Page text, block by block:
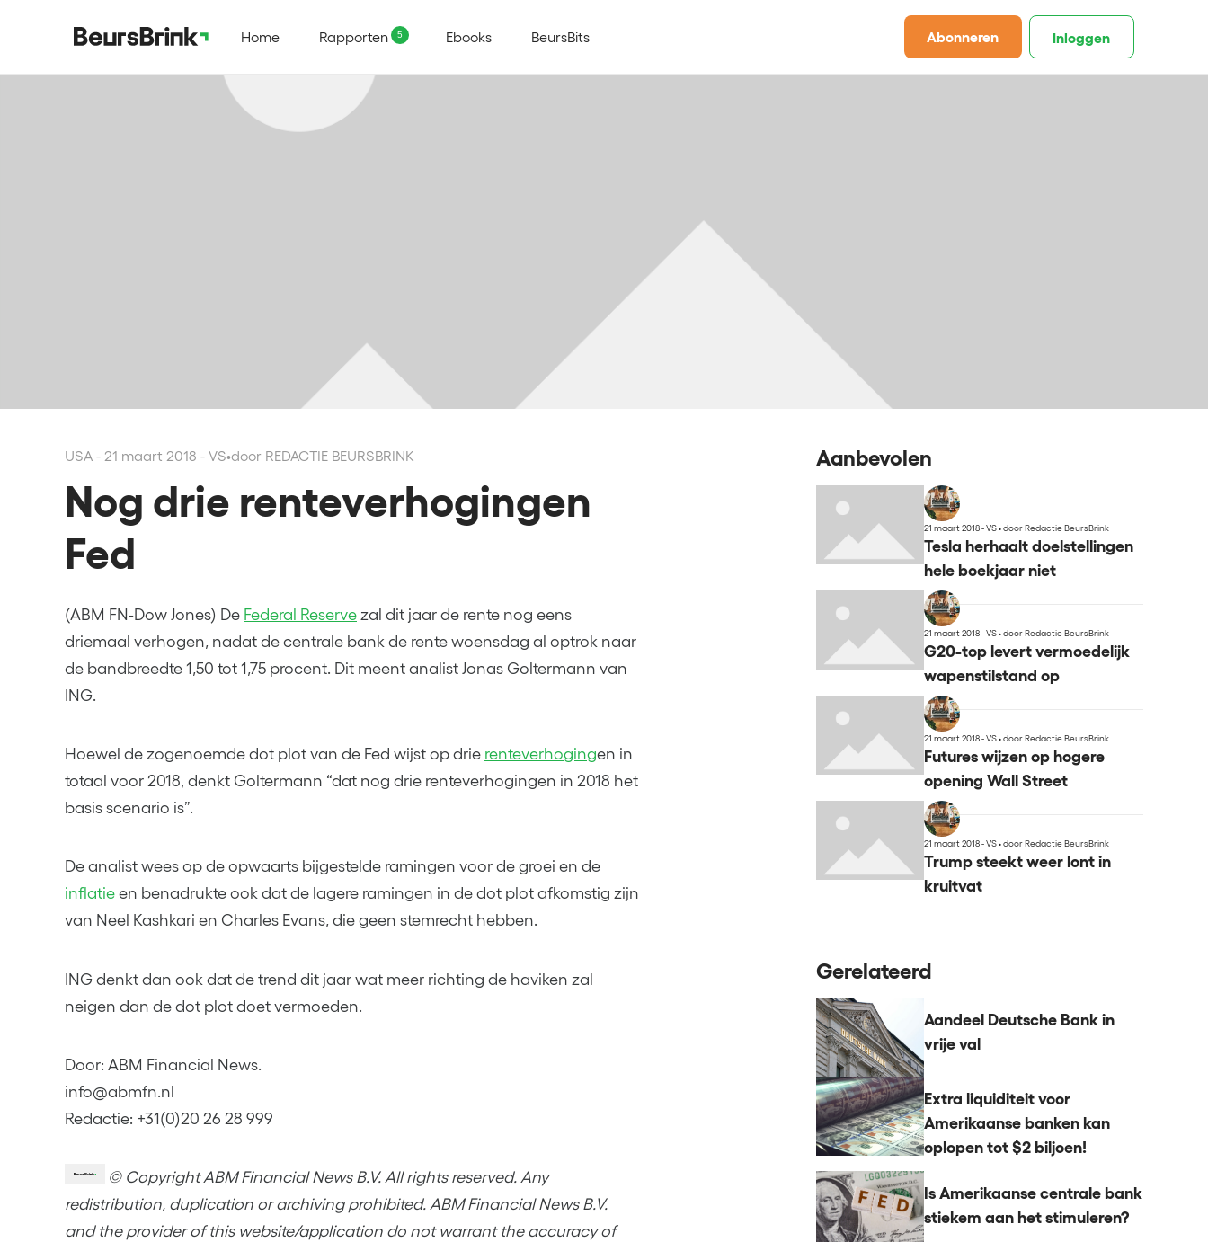
Home Rapporten Ebooks BeursBits Abonneren Inloggen
USA - 21 maart 2018 - VS•door REDACTIE BEURSBRINK
Nog drie renteverhogingen
Fed
(ABM FN-Dow Jones) De Federal Reserve zal dit jaar de rente nog eens
driemaal verhogen, nadat de centrale bank de rente woensdag al optrok naar
de bandbreedte 1,50 tot 1,75 procent. Dit meent analist Jonas Goltermann van
ING.
Hoewel de zogenoemde dot plot van de Fed wijst op drie renteverhogingen in
totaal voor 2018, denkt Goltermann “dat nog drie renteverhogingen in 2018 het
basis scenario is”.
De analist wees op de opwaarts bijgestelde ramingen voor de groei en de
inflatie en benadrukte ook dat de lagere ramingen in de dot plot afkomstig zijn
van Neel Kashkari en Charles Evans, die geen stemrecht hebben.
ING denkt dan ook dat de trend dit jaar wat meer richting de haviken zal
neigen dan de dot plot doet vermoeden.
Door: ABM Financial News.
info@abmfn.nl
Redactie: +31(0)20 26 28 999
© Copyright ABM Financial News B.V. All rights reserved. Any
redistribution, duplication or archiving prohibited. ABM Financial News B.V.
and the provider of this website/application do not warrant the accuracy of
Aanbevolen
21 maart 2018 - VS•door Redactie BeursBrink
Tesla herhaalt doelstellingen
hele boekjaar niet
21 maart 2018 - VS•door Redactie BeursBrink
G20-top levert vermoedelijk
wapenstilstand op
21 maart 2018 - VS•door Redactie BeursBrink
Futures wijzen op hogere
opening Wall Street
21 maart 2018 - VS•door Redactie BeursBrink
Trump steekt weer lont in
kruitvat
Gerelateerd
Aandeel Deutsche Bank in
vrije val
Extra liquiditeit voor
Amerikaanse banken kan
oplopen tot $2 biljoen!
Is Amerikaanse centrale bank
stiekem aan het stimuleren?